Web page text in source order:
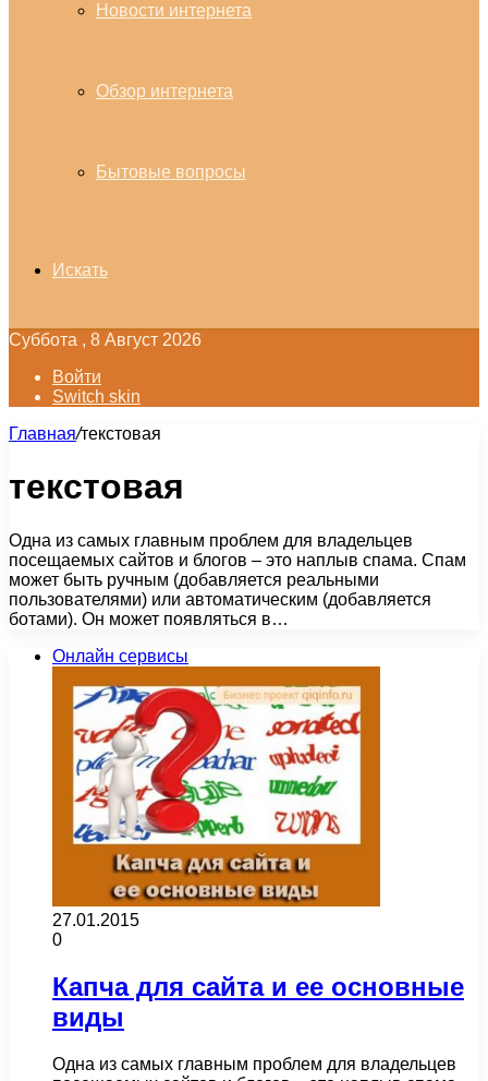
Новости интернета
Обзор интернета
Бытовые вопросы
Искать
Суббота , 8 Август 2026
Войти
Switch skin
Главная/текстовая
текстовая
Одна из самых главным проблем для владельцев
посещаемых сайтов и блогов – это наплыв спама. Спам
может быть ручным (добавляется реальными
пользователями) или автоматическим (добавляется
ботами). Он может появляться в…
Онлайн сервисы
27.01.2015
0
Капча для сайта и ее основные
виды
Одна из самых главным проблем для владельцев